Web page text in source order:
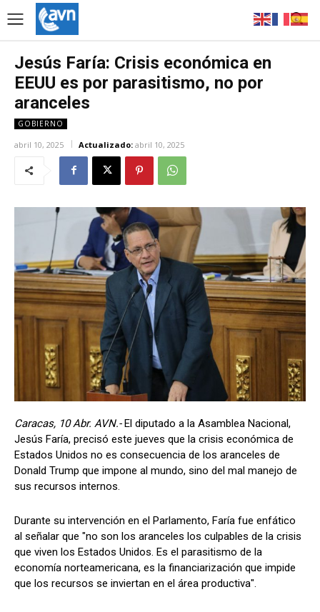
Jesús Faría: Crisis económica en
EEUU es por parasitismo, no por
aranceles
GOBIERNO
abril 10, 2025 Actualizado: abril 10, 2025
Caracas, 10 Abr. AVN.-El diputado a la Asamblea Nacional,
Jesús Faría, precisó este jueves que la crisis económica de
Estados Unidos no es consecuencia de los aranceles de
Donald Trump que impone al mundo, sino del mal manejo de
sus recursos internos.
Durante su intervención en el Parlamento, Faría fue enfático
al señalar que "no son los aranceles los culpables de la crisis
que viven los Estados Unidos. Es el parasitismo de la
economía norteamericana, es la financiarización que impide
que los recursos se inviertan en el área productiva".